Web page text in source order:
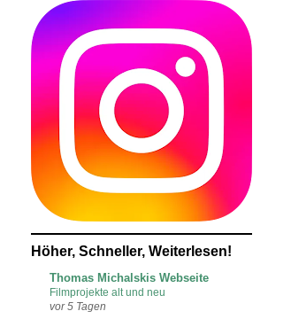
Höher, Schneller, Weiterlesen!
Thomas Michalskis Webseite
Filmprojekte alt und neu
vor 5 Tagen